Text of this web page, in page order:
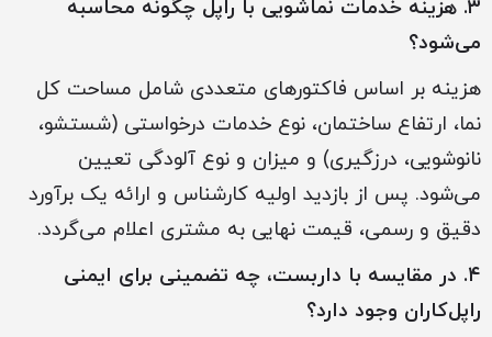
۳. هزینه خدمات نماشویی با راپل چگونه محاسبه
می‌شود؟
هزینه بر اساس فاکتورهای متعددی شامل مساحت کل
نما، ارتفاع ساختمان، نوع خدمات درخواستی (شستشو،
نانوشویی، درزگیری) و میزان و نوع آلودگی تعیین
می‌شود. پس از بازدید اولیه کارشناس و ارائه یک برآورد
دقیق و رسمی، قیمت نهایی به مشتری اعلام می‌گردد.
۴. در مقایسه با داربست، چه تضمینی برای ایمنی
راپل‌کاران وجود دارد؟